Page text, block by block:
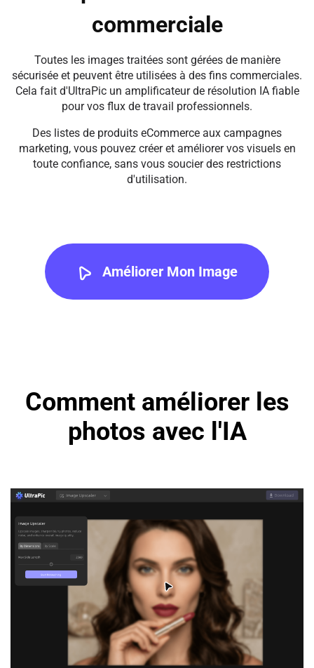
commerciale
Toutes les images traitées sont gérées de manière
sécurisée et peuvent être utilisées à des fins commerciales.
Cela fait d'UltraPic un amplificateur de résolution IA fiable
pour vos flux de travail professionnels.
Des listes de produits eCommerce aux campagnes
marketing, vous pouvez créer et améliorer vos visuels en
toute confiance, sans vous soucier des restrictions
d'utilisation.
Améliorer Mon Image
Comment améliorer les
photos avec l'IA